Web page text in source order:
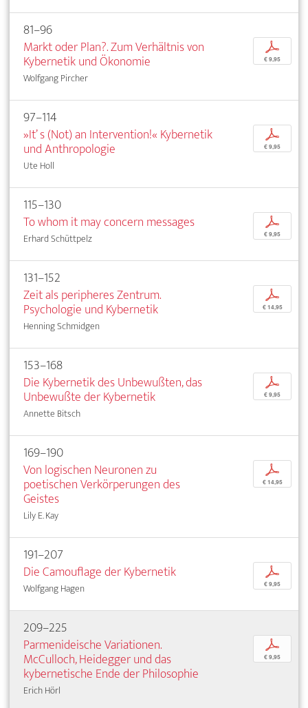
81–96
Markt oder Plan?. Zum Verhältnis von
Kybernetik und Ökonomie
Wolfgang Pircher
p
€ 9,95
97–114
»It’ s (Not) an Intervention!« Kybernetik
und Anthropologie
Ute Holl
p
€ 9,95
115–130
To whom it may concern messages
Erhard Schüttpelz
p
€ 9,95
131–152
Zeit als peripheres Zentrum.
Psychologie und Kybernetik
Henning Schmidgen
p
€ 14,95
153–168
Die Kybernetik des Unbewußten, das
Unbewußte der Kybernetik
Annette Bitsch
p
€ 9,95
169–190
Von logischen Neuronen zu
poetischen Verkörperungen des
Geistes
Lily E. Kay
p
€ 14,95
191–207
Die Camouflage der Kybernetik
Wolfgang Hagen
p
€ 9,95
209–225
Parmenideische Variationen.
McCulloch, Heidegger und das
kybernetische Ende der Philosophie
Erich Hörl
p
€ 9,95